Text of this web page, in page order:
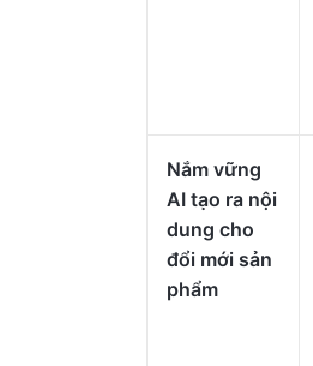
Nắm vững
AI tạo ra nội
dung cho
đổi mới sản
phẩm